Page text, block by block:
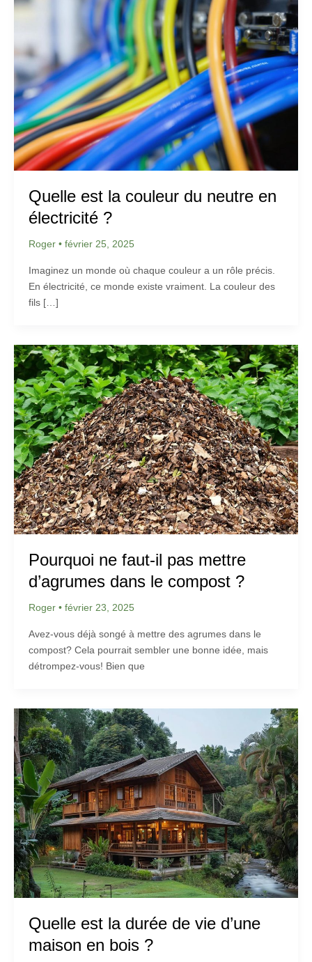
Quelle est la couleur du neutre en
électricité ?
Roger • février 25, 2025
Imaginez un monde où chaque couleur a un rôle précis.
En électricité, ce monde existe vraiment. La couleur des
fils […]
Pourquoi ne faut-il pas mettre
d’agrumes dans le compost ?
Roger • février 23, 2025
Avez-vous déjà songé à mettre des agrumes dans le
compost? Cela pourrait sembler une bonne idée, mais
détrompez-vous! Bien que
Quelle est la durée de vie d’une
maison en bois ?